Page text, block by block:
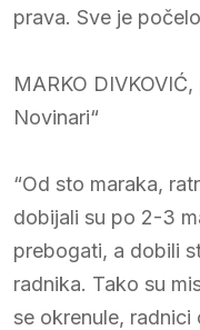
prava. Sve je
MARKO
Novinari“
“Od sto maraka,
dobijali su po 2-3
prebogati, a dobili
radnika. Tako su
se okrenule,